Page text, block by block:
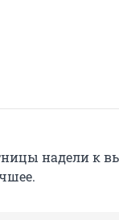
надели к